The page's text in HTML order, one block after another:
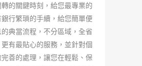
的關鍵時刻，給您最專業的
行繁瑣的手續，給您簡單便
典當流程，不分區域，全省
有最貼心的服務，並針對個
善的處理，讓您在輕鬆、保